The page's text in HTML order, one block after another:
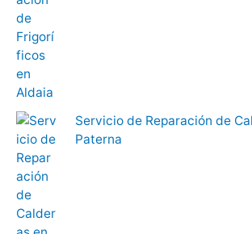
Servicio de Reparación de
Paterna